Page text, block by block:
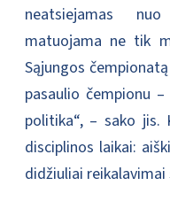
neatsiejamas
matuojama ne tik
Sąjungos
pasaulio čempionu
politika“, – sako
disciplinos laikai:
didžiuliai